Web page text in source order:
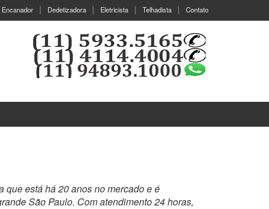
Encanador Dedetizadora Eletricista Telhadista Contato
que está há 20 anos no mercado e é
São Paulo. Com atendimento 24 horas,